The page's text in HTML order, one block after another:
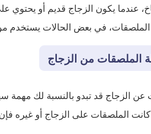
عندما يكون الزجاج قديم أو
في بعض الحالات يستخدم
الملصقات من الزجاج
عن الزجاج قد تبدو بالنسبة لك مهمة
الملصقات على الزجاج أو غيره